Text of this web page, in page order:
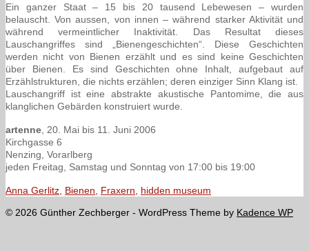
Ein ganzer Staat – 15 bis 20 tausend Lebewesen – wurden
belauscht. Von aussen, von innen – während starker Aktivität und
während vermeintlicher Inaktivität. Das Resultat dieses
Lauschangriffes sind „Bienengeschichten“. Diese Geschichten
werden nicht von Bienen erzählt und es sind keine Geschichten
über Bienen. Es sind Geschichten ohne Inhalt, aufgebaut auf
Erzählstrukturen, die nichts erzählen; deren einziger Sinn Klang ist.
Lauschangriff ist eine abstrakte akustische Pantomime, die aus
klanglichen Gebärden konstruiert wurde.
artenne , 20. Mai bis 11. Juni 2006
Kirchgasse 6
Nenzing, Vorarlberg
jeden Freitag, Samstag und Sonntag von 17:00 bis 19:00
Anna Gerlitz Bienen Fraxern
hidden museum
© 2026 Günther Zechberger - WordPress Theme by Kadence WP